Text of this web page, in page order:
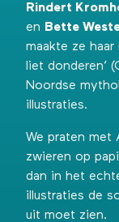
Rindert
en Bette
maakte ze
liet donderen’
Noordse
illustraties.
We praten met
zwieren op
dan in het
illustraties de
uit moet zien.